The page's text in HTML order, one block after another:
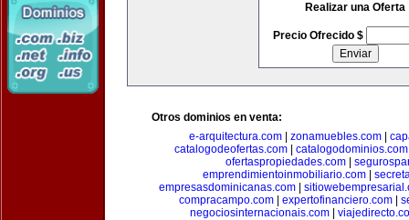
Realizar una Oferta
Precio Ofrecido $
Otros dominios en venta:
e-arquitectura.com| zonamuebles.com|
catalogodeofertas.com| catalogodominios.com
ofertaspropiedades.com|
emprendimientoinmobiliario.com|
empresasdominicanas.com|
compracampo.com| expertofinanciero.com|
negociosinternacionais.com